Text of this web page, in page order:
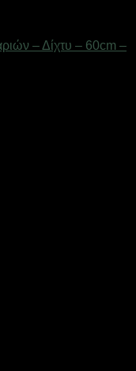
– Δίχτυ – 60cm –